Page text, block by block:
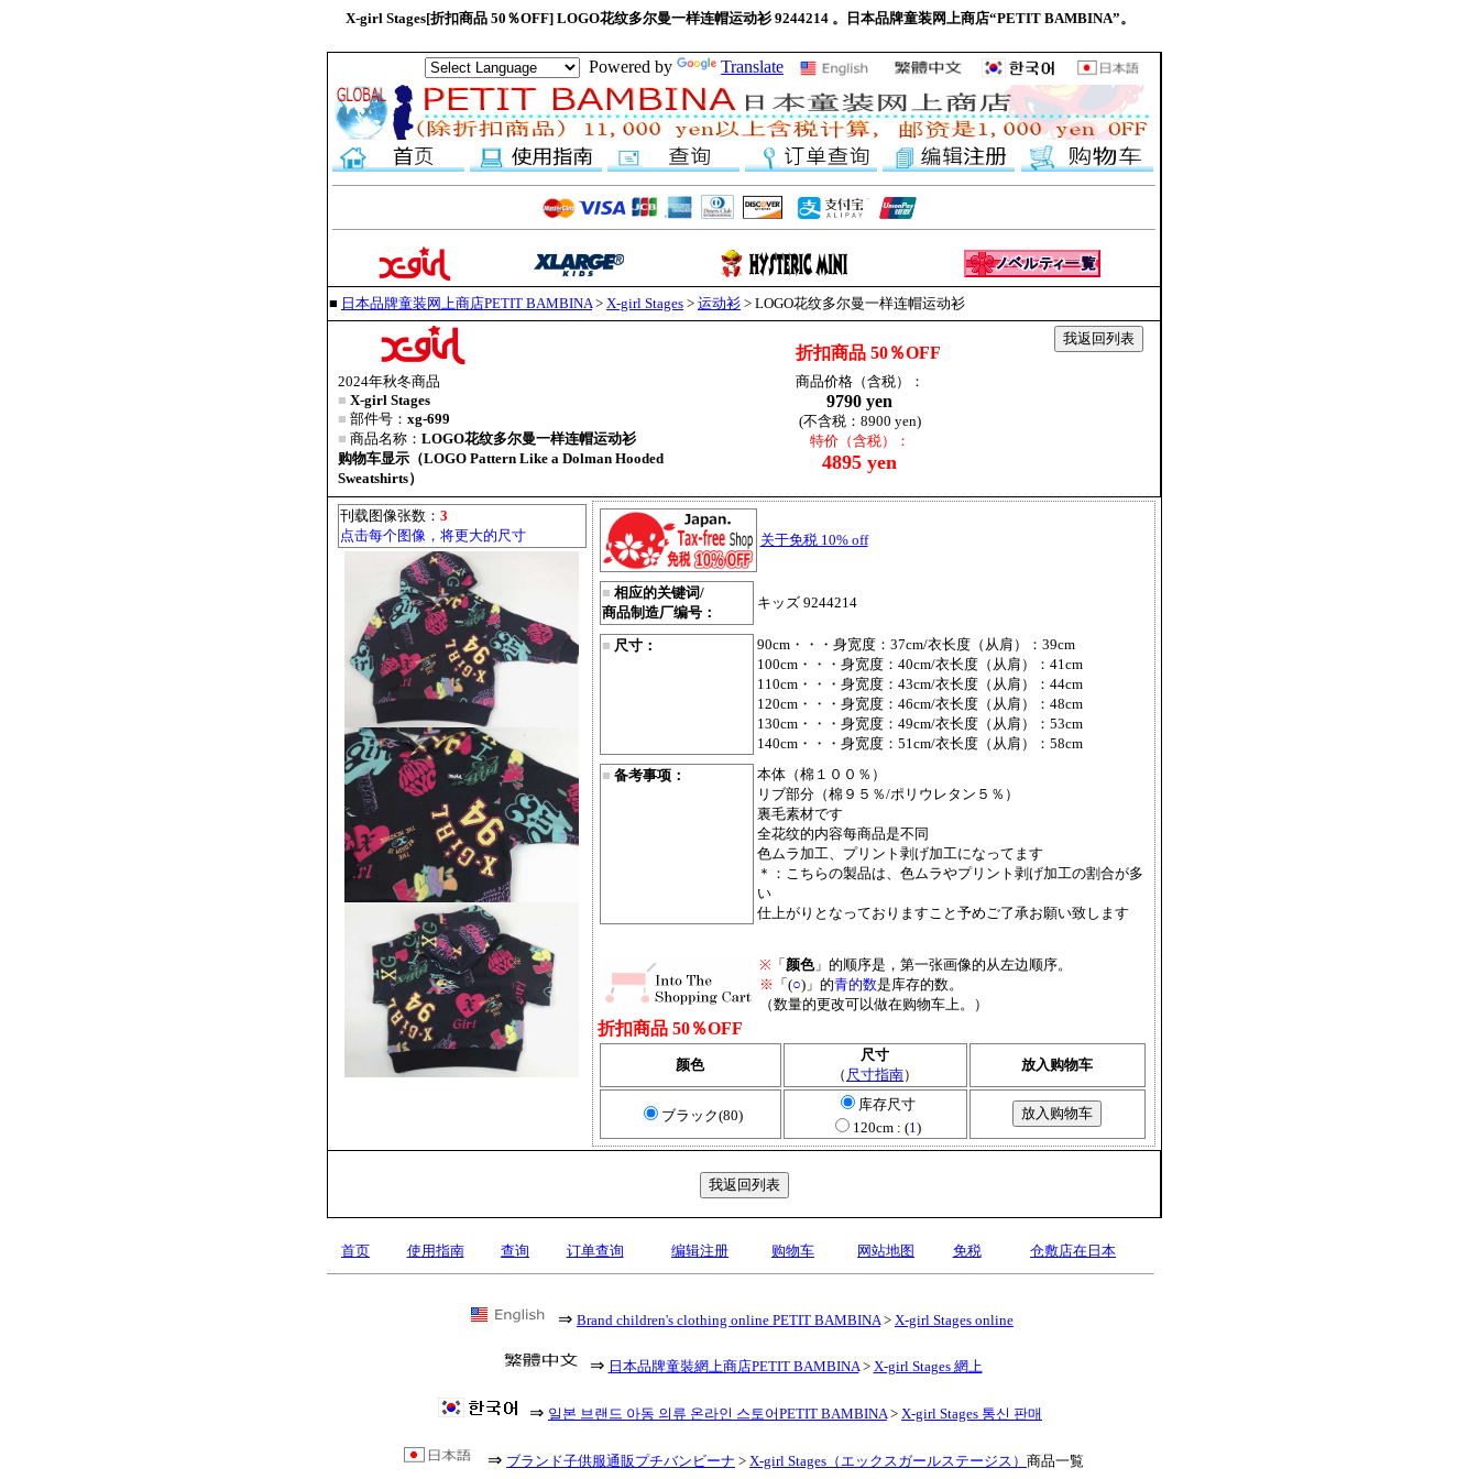
X-girl Stages[折扣商品 50％OFF] LOGO花纹多尔曼一样连帽运动衫 9244214 。日本品牌童装网上商店“PETIT BAMBINA”。
Powered by Translate
■ 日本品牌童装网上商店PETIT BAMBINA> X-girl Stages > 运动衫 > LOGO花纹多尔曼一样连帽运动衫
折扣商品 50％OFF
商品价格（含税）：
9790 yen
(不含税：8900 yen)
特价（含税）：
4895 yen
2024年秋冬商品
■ X-girl Stages
■ 部件号： xg-699
■ 商品名称： LOGO花纹多尔曼一样连帽运动衫
购物车显示（LOGO Pattern Like a Dolman Hooded
Sweatshirts）
刊载图像张数： 3
点击每个图像，将更大的尺寸
关于免税 10% off
■ 相应的关键词/
商品制造厂编号：
キッズ 9244214
■ 尺寸：
90cm・・・身宽度：37cm/衣长度（从肩）：39cm
100cm・・・身宽度：40cm/衣长度（从肩）：41cm
110cm・・・身宽度：43cm/衣长度（从肩）：44cm
120cm・・・身宽度：46cm/衣长度（从肩）：48cm
130cm・・・身宽度：49cm/衣长度（从肩）：53cm
140cm・・・身宽度：51cm/衣长度（从肩）：58cm
■ 备考事项：
本体（棉１００％）
リブ部分（棉９５％/ポリウレタン５％）
裏毛素材です
全花纹的内容每商品是不同
色ムラ加工、プリント剥げ加工になってます
＊：こちらの製品は、色ムラやプリント剥げ加工の割合が多
い
仕上がりとなっておりますこと予めご了承お願い致します
※「 颜色」的顺序是，第一张画像的从左边顺序。
※ 「(○)」的青的数是库存的数。
（数量的更改可以做在购物车上。）
折扣商品 50％OFF
颜色
尺寸
（ 尺寸指南）
放入购物车
ブラック(80)
库存尺寸
120cm : (1)
首页 使用指南 查询 订单查询 编辑注册 购物车 网站地图 免税 仓敷店在日本
⇒ Brand children's clothing online PETIT BAMBINA> X-girl Stages online
⇒ 日本品牌童裝網上商店PETIT BAMBINA> X-girl Stages 網上
⇒ 일본 브랜드 아동 의류 온라인 스토어PETIT BAMBINA> X-girl Stages 통신 판매
⇒ ブランド子供服通販プチバンビーナ > X-girl Stages（エックスガールステージス） 商品一覧